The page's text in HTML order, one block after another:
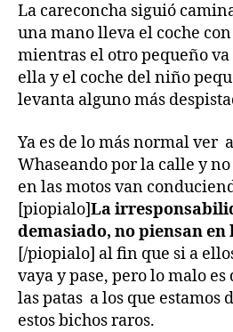
La careconcha siguió
una mano lleva el coche
mientras el otro pequeño
ella y el coche del niño
levanta alguno más
Ya es de lo más normal ver
Whaseando por la calle y
en las motos van
[piopialo]La
demasiado, no piensan en
[/piopialo] al fin que si a
vaya y pase, pero lo malo
las patas a los que estamos
estos bichos raros.